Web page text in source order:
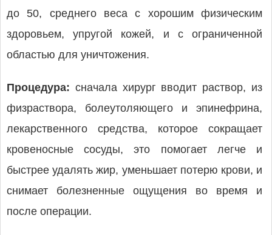
до 50, среднего веса с хорошим физическим
здоровьем, упругой кожей, и с ограниченной
областью для уничтожения.
Процедура: сначала хирург вводит раствор, из
физраствора, болеутоляющего и эпинефрина,
лекарственного средства, которое сокращает
кровеносные сосуды, это помогает легче и
быстрее удалять жир, уменьшает потерю крови, и
снимает болезненные ощущения во время и
после операции.